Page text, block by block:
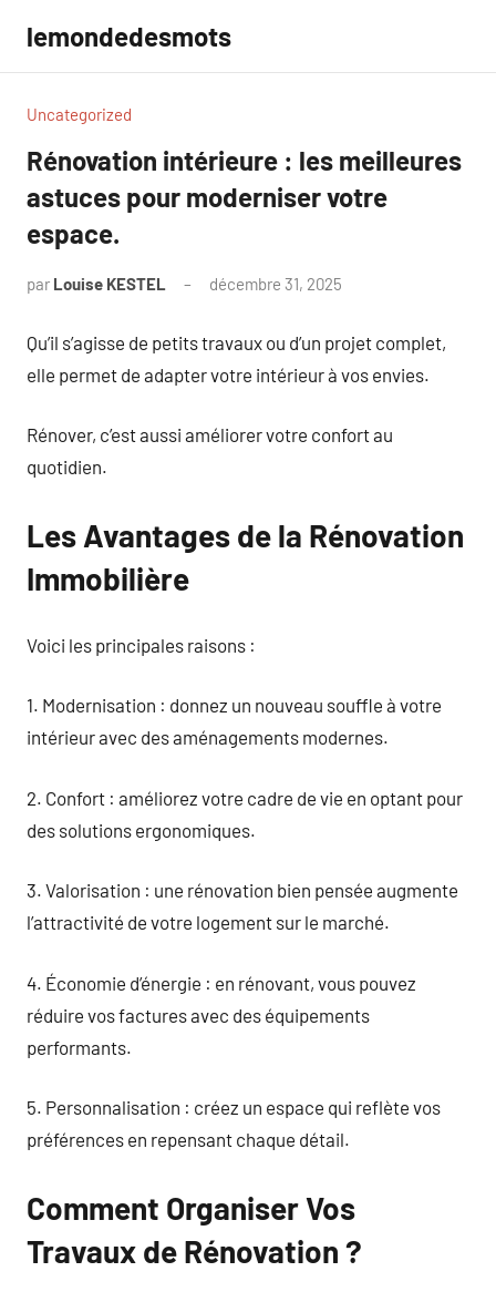
contenu
lemondedesmots
Uncategorized
Rénovation intérieure : les meilleures
astuces pour moderniser votre
espace.
par Louise KESTEL décembre 31, 2025
Qu’il s’agisse de petits travaux ou d’un projet complet,
elle permet de adapter votre intérieur à vos envies.
Rénover, c’est aussi améliorer votre confort au
quotidien.
Les Avantages de la Rénovation
Immobilière
Voici les principales raisons :
1. Modernisation : donnez un nouveau souffle à votre
intérieur avec des aménagements modernes.
2. Confort : améliorez votre cadre de vie en optant pour
des solutions ergonomiques.
3. Valorisation : une rénovation bien pensée augmente
l’attractivité de votre logement sur le marché.
4. Économie d’énergie : en rénovant, vous pouvez
réduire vos factures avec des équipements
performants.
5. Personnalisation : créez un espace qui reflète vos
préférences en repensant chaque détail.
Comment Organiser Vos
Travaux de Rénovation ?